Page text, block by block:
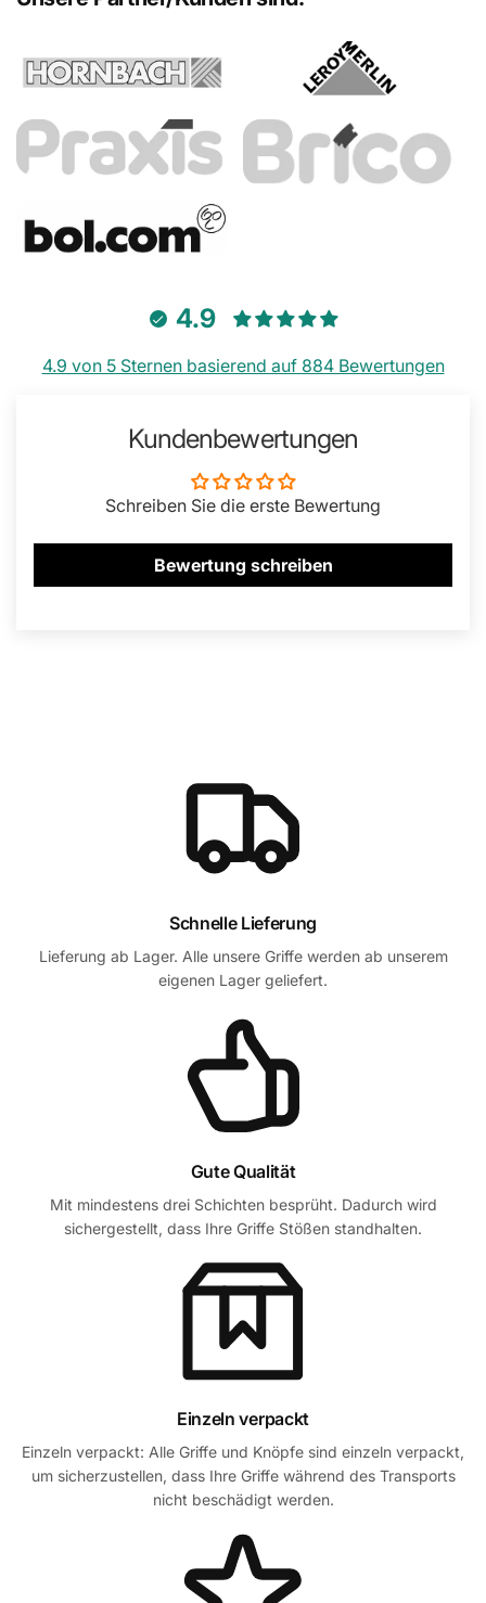
4.9
4.9 von 5 Sternen basierend auf 884 Bewertungen
Kundenbewertungen
Schreiben Sie die erste Bewertung
Bewertung schreiben
Schnelle Lieferung
Lieferung ab Lager. Alle unsere Griffe werden ab unserem
eigenen Lager geliefert.
Gute Qualität
Mit mindestens drei Schichten besprüht. Dadurch wird
sichergestellt, dass Ihre Griffe Stößen standhalten.
Einzeln verpackt
Einzeln verpackt: Alle Griffe und Knöpfe sind einzeln verpackt,
um sicherzustellen, dass Ihre Griffe während des Transports
nicht beschädigt werden.